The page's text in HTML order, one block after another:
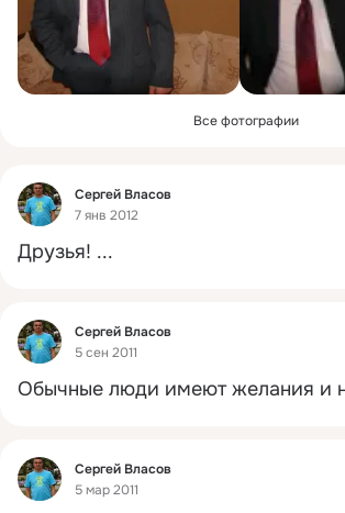
Все фотографии
Фид
Сергей Власов
7 янв 2012
Друзья! ...
Фид
Сергей Власов
5 сен 2011
Обычные люди имеют желания и
Фид
Сергей Власов
5 мар 2011